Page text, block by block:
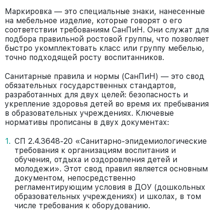
Маркировка — это специальные знаки, нанесенные
на мебельное изделие, которые говорят о его
соответствии требованиям СанПиН. Они служат для
подбора правильной ростовой группы, что позволяет
быстро укомплектовать класс или группу мебелью,
точно подходящей росту воспитанников.
Санитарные правила и нормы (СанПиН) — это свод
обязательных государственных стандартов,
разработанных для двух целей: безопасность и
укрепление здоровья детей во время их пребывания
в образовательных учреждениях. Ключевые
нормативы прописаны в двух документах:
СП 2.4.3648-20 «Санитарно-эпидемиологические
требования к организациям воспитания и
обучения, отдыха и оздоровления детей и
молодежи». Этот свод правил является основным
документом, непосредственно
регламентирующим условия в ДОУ (дошкольных
образовательных учреждениях) и школах, в том
числе требования к оборудованию.